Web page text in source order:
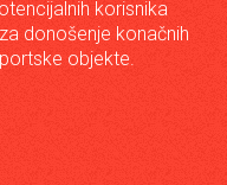
korisnika
donošenje konačnih
objekte.